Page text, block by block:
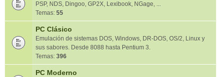
PSP, NDS, Dingoo, GP2X, Lexibook, NGage, ...
Temas: 55
PC Clásico
Emulación de sistemas DOS, Windows, DR-DOS, OS/2, Linux y
sus sabores. Desde 8088 hasta Pentium 3.
Temas: 396
PC Moderno